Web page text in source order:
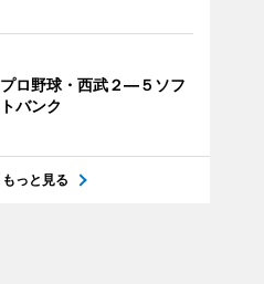
プロ野球・西武２―５ソフ
トバンク
もっと見る